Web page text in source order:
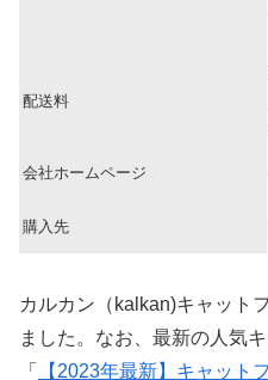
配送料
会社ホームページ
購入先
カルカン（kalkan)キャット
ました。なお、最新の人気
「
【2023年最新】キャット